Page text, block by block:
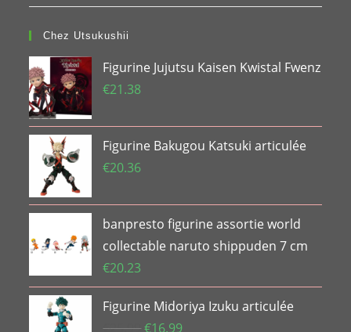
Chez Utsukushii
Figurine Jujutsu Kaisen Kwistal Fwenz
€21.38
Figurine Bakugou Katsuki articulée
€20.36
banpresto figurine assortie world
collectable naruto shippuden 7 cm
€20.23
Figurine Midoriya Izuku articulée
€25.99 Le
€16.99Le